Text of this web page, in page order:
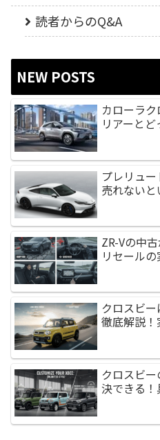
読者からのQ&A
NEW POSTS
カローラ
リアーと
プレリュ
売れない
ZR-Vの中
リセールの
クロスビ
徹底解説！
クロスビ
決できる